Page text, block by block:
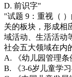
D. 前识字"
"试题 9：重视（
关的板块，形成相
域活动、生活活动
社会五大领域在内
A. 《幼儿园管理条
B. 《3-6岁儿童学习